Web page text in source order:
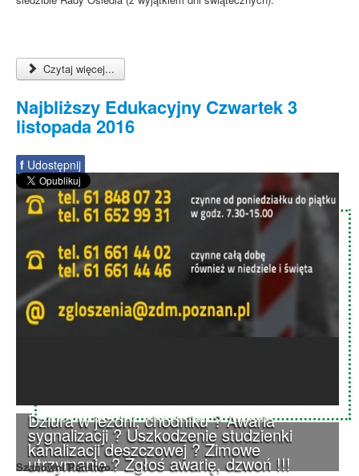
Dziura w jezdni, chodniku ? Awaria
sygnalizacji ? Uszkodzenie studzienki
kanalizacji deszczowej ? Zimowe
utrzymanie ? Zgłoś awarię, dzwoń !!!
Czytaj więcej...
Najbliższy Edukacyjny Czwartek 3
listopada 2016
f Udostępnij
Szanowni Państwo.